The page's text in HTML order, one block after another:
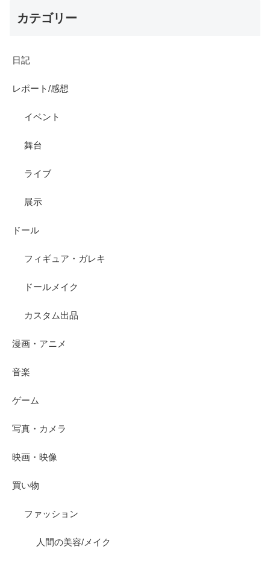
カテゴリー
日記
レポート/感想
イベント
舞台
ライブ
展示
ドール
フィギュア・ガレキ
ドールメイク
カスタム出品
漫画・アニメ
音楽
ゲーム
写真・カメラ
映画・映像
買い物
ファッション
人間の美容/メイク